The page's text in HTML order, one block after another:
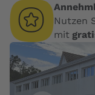
Nutzen
mit